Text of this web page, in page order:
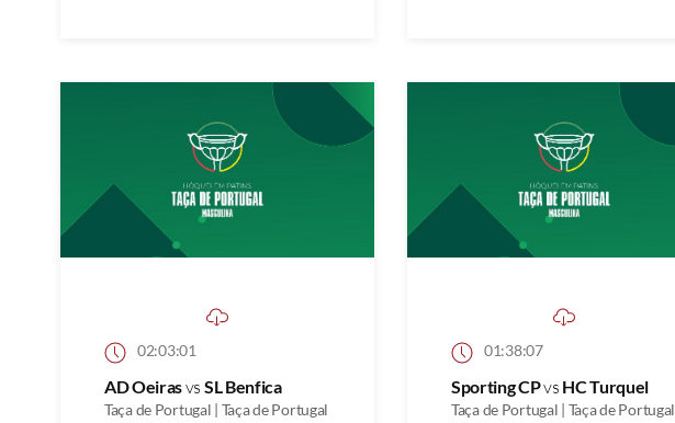
02:03:01
AD Oeirasvs SL Benfica
Taça de Portugal | Taça de Portugal
01:38:07
Sporting CPvs HC Turquel
Taça de Portugal | Taça de Portugal